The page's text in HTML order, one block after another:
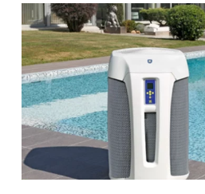
Contrôler
et
entretenir
ses
équipements
piscine